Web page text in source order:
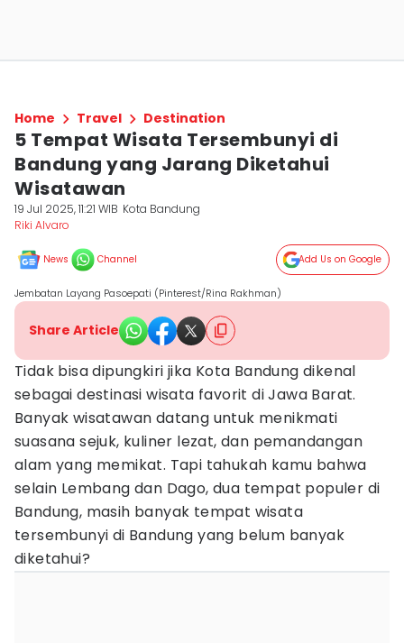
Home Travel Destination
5 Tempat Wisata Tersembunyi di
Bandung yang Jarang Diketahui
Wisatawan
19 Jul 2025, 11:21 WIB Kota Bandung
Riki Alvaro
News Channel Add Us on Google
Jembatan Layang Pasoepati (Pinterest/Rina Rakhman)
Share Article
Tidak bisa dipungkiri jika Kota Bandung dikenal
sebagai destinasi wisata favorit di Jawa Barat.
Banyak wisatawan datang untuk menikmati
suasana sejuk, kuliner lezat, dan pemandangan
alam yang memikat. Tapi tahukah kamu bahwa
selain Lembang dan Dago, dua tempat populer di
Bandung, masih banyak tempat wisata
tersembunyi di Bandung yang belum banyak
diketahui?